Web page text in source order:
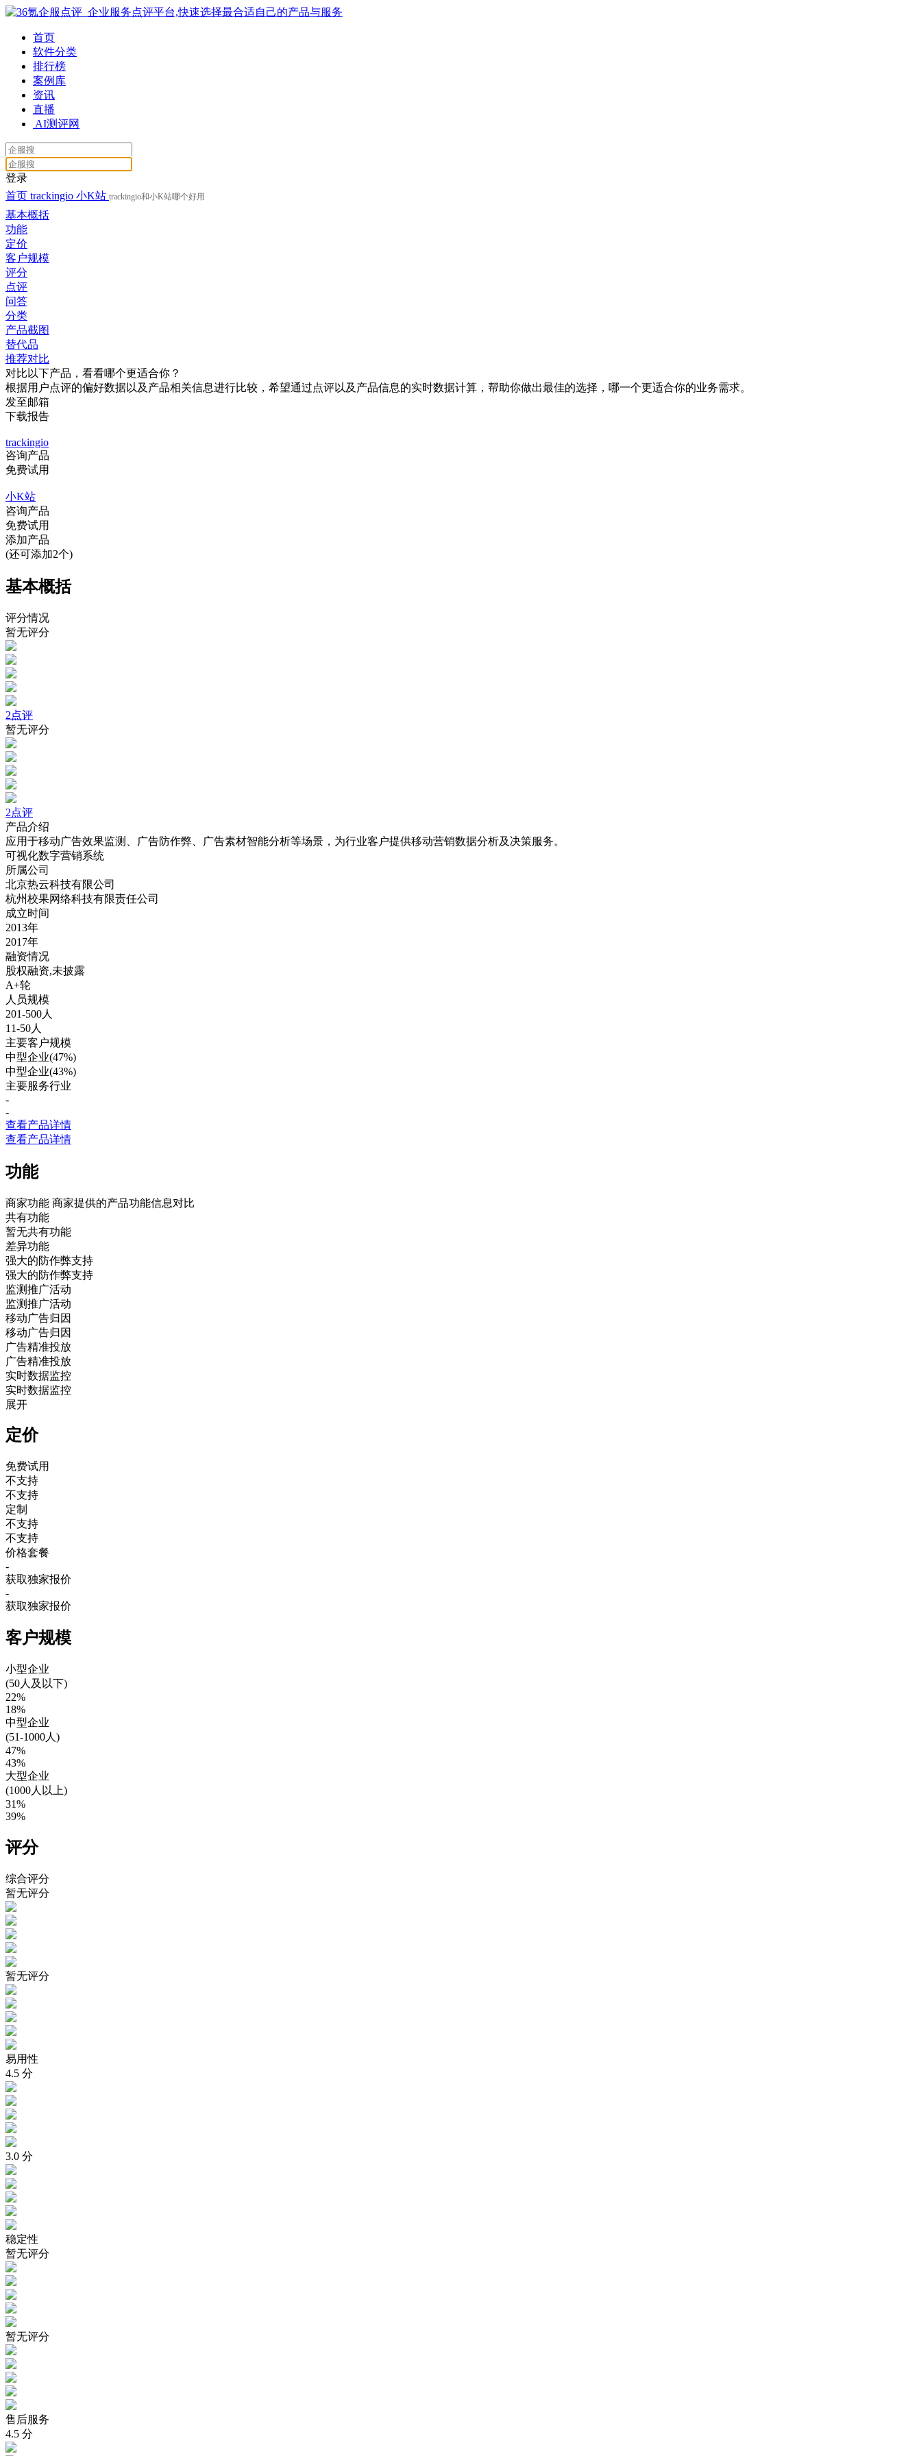
首页
软件分类
排行榜
案例库
资讯
直播
AI测评网
登录
首页 trackingio 小K站 trackingio和小K站哪个好用
基本概括
功能
定价
客户规模
评分
点评
问答
分类
产品截图
替代品
推荐对比
对比以下产品，看看哪个更适合你？
根据用户点评的偏好数据以及产品相关信息进行比较，希望通过点评以及产品信息的实时数据计算，帮助你做出最佳的选择，哪一个更适合你的业务需求。
发至邮箱
下载报告
trackingio
咨询产品
免费试用
小K站
咨询产品
免费试用
添加产品
(还可添加2个)
基本概括
评分情况
暂无评分
2点评
暂无评分
2点评
产品介绍
应用于移动广告效果监测、广告防作弊、广告素材智能分析等场景，为行业客户提供移动营销数据分析及决策服务。
可视化数字营销系统
所属公司
北京热云科技有限公司
杭州校果网络科技有限责任公司
成立时间
2013年
2017年
融资情况
股权融资,未披露
A+轮
人员规模
201-500人
11-50人
主要客户规模
中型企业(47%)
中型企业(43%)
主要服务行业
-
-
查看产品详情
查看产品详情
功能
商家功能 商家提供的产品功能信息对比
共有功能
暂无共有功能
差异功能
强大的防作弊支持
强大的防作弊支持
监测推广活动
监测推广活动
移动广告归因
移动广告归因
广告精准投放
广告精准投放
实时数据监控
实时数据监控
展开
定价
免费试用
不支持
不支持
定制
不支持
不支持
价格套餐
-
获取独家报价
-
获取独家报价
客户规模
小型企业
(50人及以下)
22%
18%
中型企业
(51-1000人)
47%
43%
大型企业
(1000人以上)
31%
39%
评分
综合评分
暂无评分
暂无评分
易用性
4.5 分
3.0 分
稳定性
暂无评分
暂无评分
售后服务
4.5 分